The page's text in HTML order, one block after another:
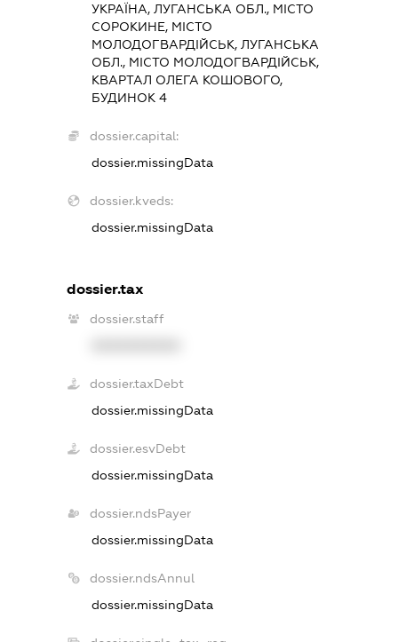
УКРАЇНА, ЛУГАНСЬКА ОБЛ., МІСТО
СОРОКИНЕ, МІСТО
МОЛОДОГВАРДІЙСЬК, ЛУГАНСЬКА
ОБЛ., МІСТО МОЛОДОГВАРДІЙСЬК,
КВАРТАЛ ОЛЕГА КОШОВОГО,
БУДИНОК 4
dossier.capital:
dossier.missingData
dossier.kveds:
dossier.missingData
dossier.tax
dossier.staff
dossier.taxDebt
dossier.missingData
dossier.esvDebt
dossier.missingData
dossier.ndsPayer
dossier.missingData
dossier.ndsAnnul
dossier.missingData